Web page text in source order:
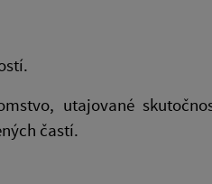
utajované
častí.